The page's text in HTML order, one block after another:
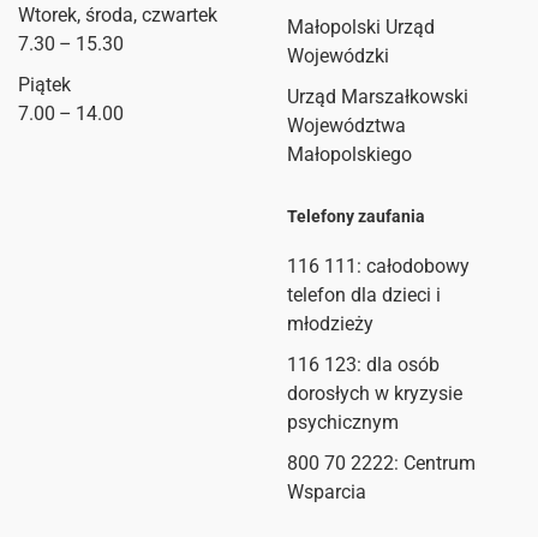
Wtorek, środa, czwartek
7.30 – 15.30
Piątek
7.00 – 14.00
Małopolski Urząd
Wojewódzki
Urząd Marszałkowski
Województwa
Małopolskiego
Telefony zaufania
116 111 : całodobowy
telefon dla dzieci i
młodzieży
116 123: dla osób
dorosłych w kryzysie
psychicznym
800 70 2222: Centrum
Wsparcia